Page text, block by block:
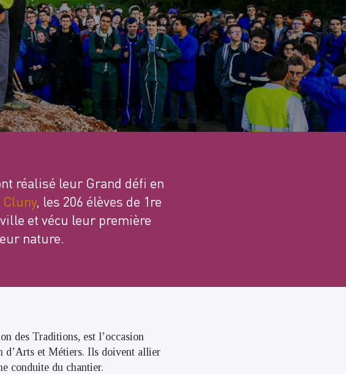
réalisé leur Grand défi en
, les 206 élèves de 1re
et vécu leur première
nature.
des Traditions, est l’occasion
d’Arts et Métiers. Ils doivent allier
conduite du chantier.